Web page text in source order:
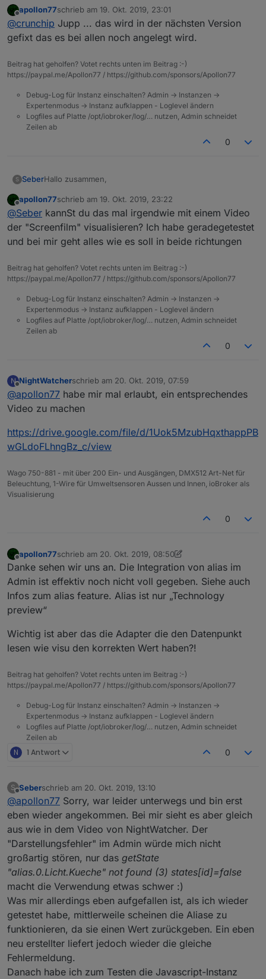
Bei keinen Versionen vom Js-Controller wurde
irgendwas angelegt. aktuell bin ich auf 2.0.34 und
hatte alle beta nacheinander.
Nun wollte ich eigentlich gerade auf redis umstellen
wechseln.
mitiobroker setup costumkam dann folgendes
root@IoBroker:~# iobroker setup costum
object alias.0 created
object system.certificates yet exists
object system.repositories yet exists
object enum.functions yet exists
object enum.rooms yet exists
object system.group.user yet exists
object system.group.administrator yet exists
object _design/system yet exists
apollon77schrieb am 19. Okt. 2019, 23:01
zuletzt editiert von
@crunchip Jupp ... das wird in der nächsten Version
gefixt das es bei allen noch angelegt wird.
Beitrag hat geholfen? Votet rechts unten im Beitrag :-)
https://paypal.me/Apollon77 / https://github.com/sponsors/Apollon77
Debug-Log für Instanz einschalten? Admin -> Instanzen ->
Expertenmodus -> Instanz aufklappen - Loglevel ändern
Logfiles auf Platte /opt/iobroker/log/… nutzen, Admin schneidet
Zeilen ab
0
S SeberHallo zusammen,
bei mir ist das Verhalten mit den Aliasen leider genau
das gleiche.
Habe es mit verschiedenen Typen versucht, die
verlinkten Objekte und Werte sind auch wirklich vom
richtigen Typ, es wird allerdings nichts angezeigt.
im Log eingetState "alias.0.Licht.Kueche" not found (3)
states[id]=false
Beim Ändern des Werts erscheint dieser kurz,
verschwindet dann aber beim Aktualisieren der Seite
wieder.
Habe es auf einer Test-VM mit JS-Controller 2.0.33
dem latest-Repo.
Offline
apollon77schrieb am 19. Okt. 2019, 23:22
zuletzt editiert von
@Seber kannSt du das mal irgendwie mit einem Video
der "Screenfilm" visualisieren? Ich habe geradegetestet
und bei mir geht alles wie es soll in beide richtungen
Beitrag hat geholfen? Votet rechts unten im Beitrag :-)
https://paypal.me/Apollon77 / https://github.com/sponsors/Apollon77
Debug-Log für Instanz einschalten? Admin -> Instanzen ->
Expertenmodus -> Instanz aufklappen - Loglevel ändern
Logfiles auf Platte /opt/iobroker/log/… nutzen, Admin schneidet
Zeilen ab
0
N
Offline
NightWatcherschrieb am 20. Okt. 2019, 07:59
zuletzt editiert von
@apollon77 habe mir mal erlaubt, ein entsprechendes
Video zu machen
https://drive.google.com/file/d/1Uok5MzubHqxthappPB
wGLdoFLhngBz_c/view
Wago 750-881 - mit über 200 Ein- und Ausgängen, DMX512 Art-Net für
Beleuchtung, 1-Wire für Umweltsensoren Aussen und Innen, ioBroker als
Visualisierung
0
Offline
apollon77schrieb am 20. Okt. 2019, 08:50
zuletzt editiert von apollon77
Danke sehen wir uns an. Die Integration von alias im
Admin ist effektiv noch nicht voll gegeben. Siehe auch
Infos zum alias feature. Alias ist nur „Technology
preview“
Wichtig ist aber das die Adapter die den Datenpunkt
lesen wie visu den korrekten Wert haben?!
Beitrag hat geholfen? Votet rechts unten im Beitrag :-)
https://paypal.me/Apollon77 / https://github.com/sponsors/Apollon77
Debug-Log für Instanz einschalten? Admin -> Instanzen ->
Expertenmodus -> Instanz aufklappen - Loglevel ändern
Logfiles auf Platte /opt/iobroker/log/… nutzen, Admin schneidet
Zeilen ab
N 1 Antwort 0
S
Offline
Seberschrieb am 20. Okt. 2019, 13:10
zuletzt editiert von
@apollon77 Sorry, war leider unterwegs und bin erst
eben wieder angekommen. Bei mir sieht es aber gleich
aus wie in dem Video von NightWatcher. Der
"Darstellungsfehler" im Admin würde mich nicht
großartig stören, nur das getState
"alias.0.Licht.Kueche" not found (3) states[id]=false
macht die Verwendung etwas schwer :)
Was mir allerdings eben aufgefallen ist, als ich wieder
getestet habe, mittlerweile scheinen die Aliase zu
funktionieren, da sie einen Wert zurückgeben. Ein eben
neu erstellter liefert jedoch wieder die gleiche
Fehlermeldung.
Danach habe ich zum Testen die Javascript-Instanz